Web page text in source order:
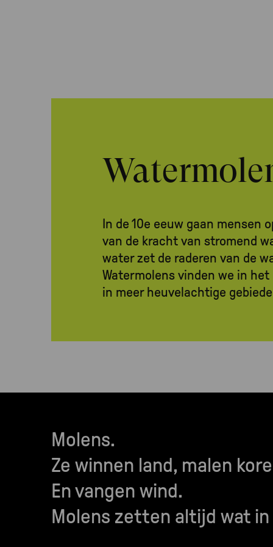
In de 10e eeuw gaan mensen
van de kracht van stromend
water zet de raderen van de
Watermolens vinden we in
in meer heuvelachtige
Molens.
Ze winnen land, malen
En vangen wind.
Molens zetten altijd wat in